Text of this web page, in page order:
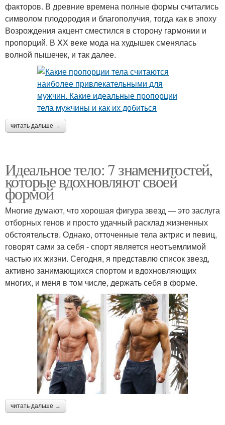
факторов. В древние времена полные формы считались
символом плодородия и благополучия, тогда как в эпоху
Возрождения акцент сместился в сторону гармонии и
пропорций. В XX веке мода на худышек сменялась
волной пышечек, и так далее.
читать дальше →
Идеальное тело: 7 знаменитостей,
которые вдохновляют своей
формой
Многие думают, что хорошая фигура звезд — это заслуга
отборных генов и просто удачный расклад жизненных
обстоятельств. Однако, отточенные тела актрис и певиц,
говорят сами за себя - спорт является неотъемлимой
частью их жизни. Сегодня, я представлю список звезд,
активно занимающихся спортом и вдохновляющих
многих, и меня в том числе, держать себя в форме.
читать дальше →